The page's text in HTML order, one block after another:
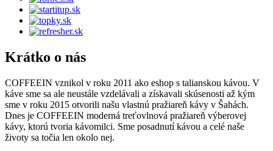
Krátko o nás
COFFEEIN vznikol v roku 2011 ako eshop s talianskou kávou. V
káve sme sa ale neustále vzdelávali a získavali skúsenosti až kým
sme v roku 2015 otvorili našu vlastnú pražiareň kávy v Šahách.
Dnes je COFFEEIN moderná treťovlnová pražiareň výberovej
kávy, ktorú tvoria kávomilci. Sme posadnutí kávou a celé naše
životy sa točia len okolo nej.